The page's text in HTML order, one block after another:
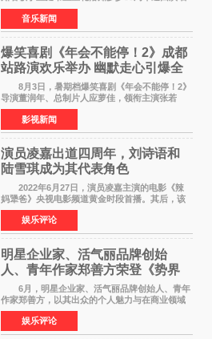
会再传喜讯。该演唱会先后荣获美国MUSE
Creative Awards白金奖（Platinum Winner）、
英国London Design
音乐新闻
爆笑喜剧《年会不能停！2》成都
站路演欢乐举办 幽默走心引爆全
场共鸣
8月3日，暑期档爆笑喜剧《年会不能停！2》
导演董润年、总制片人应萝佳，领衔主演张若
昀、白客，惊喜出演庄达菲，特别主演孙艺洲，
特别出演田雨，友情出演欧阳奋强出席成都路
演，与观众近距离互
影视新闻
演员凌嘉出道四周年，刘诗语和
陆雪琪成为其代表角色
2022年6月27日，演员凌嘉主演的电影《辣
妈犟爸》央视电影频道黄金时段首播。其后，该
电影在央视电影频道多次复播（2022年8月10
日，2022年9月30日，2023年7月17日，2025年7
月14日）。除了多次复
娱乐评论
明星企业家、活气丽品牌创始
人、青年作家郑善方荣登《势界
POWERCIRCLES》6月刊
6月，明星企业家、活气丽品牌创始人、青年
作家郑善方，以其出众的个人魅力与在商业领域
的卓越建树，成功登上《势界
POWERCIRCLES》，展现了他在时尚与商业领
域的双重影响力。 明星企业家、青
娱乐评论